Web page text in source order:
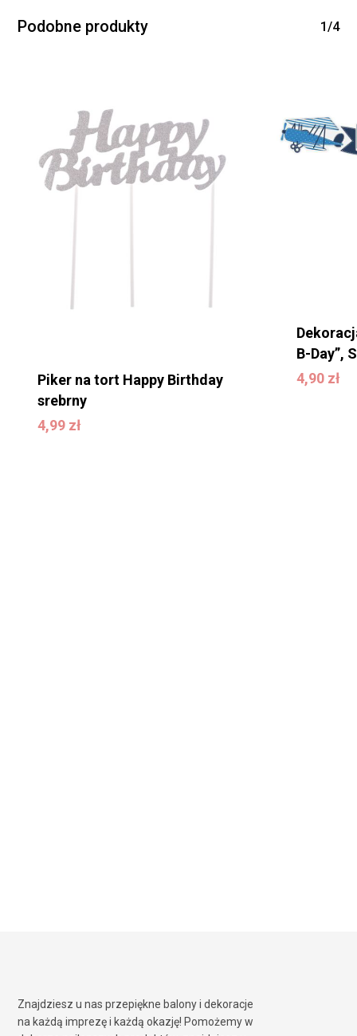
Brak produktów w
WRÓĆ DO SKLEPU
Podobne produkty 1/4
Piker na tort Happy Birthday
srebrny
4,99 zł
4,99
B-Day”,
4,90 zł
4,90
Znajdziesz u nas przepiękne balony i dekoracje
na każdą imprezę i każdą okazję! Pomożemy w